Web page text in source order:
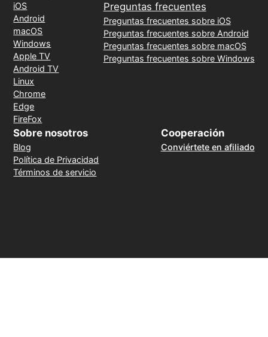
iOS
Android
macOS
Windows
Apple TV
Android TV
Linux
Chrome
Edge
FireFox
Preguntas frecuentes
Preguntas frecuentes sobre iOS
Preguntas frecuentes sobre Android
Preguntas frecuentes sobre macOS
Preguntas frecuentes sobre Windows
Sobre nosotros
Blog
Política de Privacidad
Términos de servicio
Cooperación
Conviértete en afiliado